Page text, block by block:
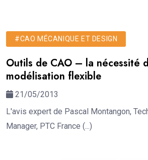
#CAO MÉCANIQUE ET DESIGN
Outils de CAO – la nécessité
modélisation flexible
21/05/2013
L'avis expert de Pascal Montangon,
Manager, PTC France (...)